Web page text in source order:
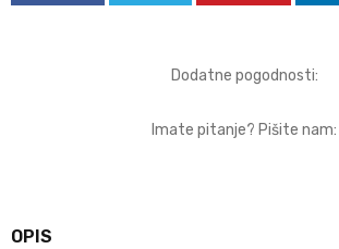
Dodatne pogodnosti:
Imate pitanje? Pišite nam:
OPIS